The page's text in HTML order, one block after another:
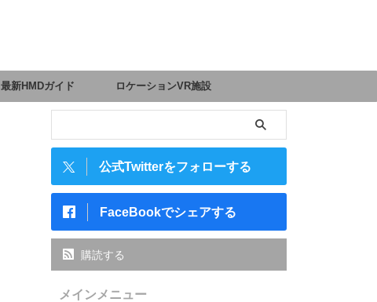
最新HMDガイド ロケーションVR施設
公式Twitterをフォローする
FaceBookでシェアする
購読する
メインメニュー